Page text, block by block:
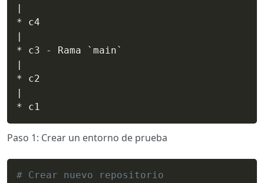
|
* c4
|
* c3 - Rama `main`
|
* c2
|
* c1
Paso 1: Crear un entorno de prueba
# Crear nuevo repositorio